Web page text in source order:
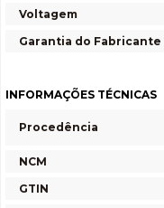
Voltagem
Garantia do Fabricante
INFORMAÇÕES TÉCNICAS
Procedência
NCM
GTIN